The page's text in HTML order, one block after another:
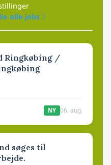
alle jobs
Ringkøbing /
NY 06. aug.
søges til